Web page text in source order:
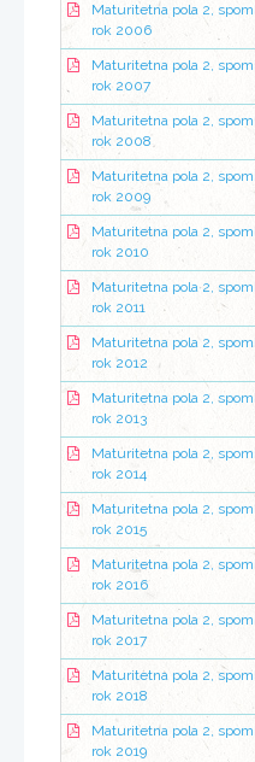
Maturitetna pola 2,
rok 2006
Maturitetna pola 2,
rok 2007
Maturitetna pola 2,
rok 2008
Maturitetna pola 2,
rok 2009
Maturitetna pola 2,
rok 2010
Maturitetna pola 2,
rok 2011
Maturitetna pola 2,
rok 2012
Maturitetna pola 2,
rok 2013
Maturitetna pola 2,
rok 2014
Maturitetna pola 2,
rok 2015
Maturitetna pola 2,
rok 2016
Maturitetna pola 2,
rok 2017
Maturitetna pola 2,
rok 2018
Maturitetna pola 2,
rok 2019